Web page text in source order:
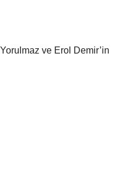
ve Erol Demir’in